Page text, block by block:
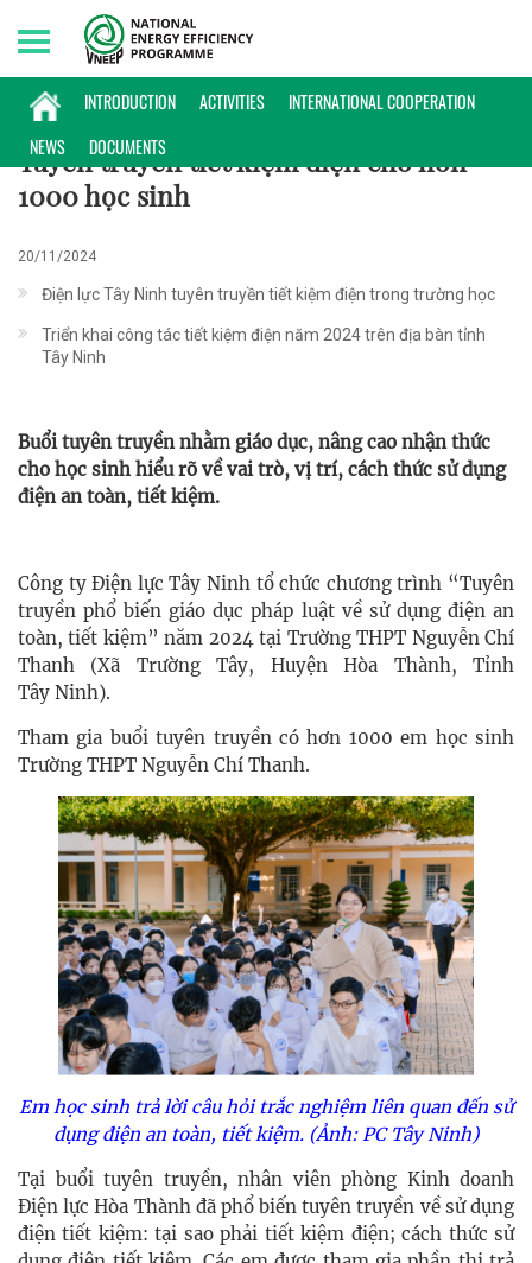
INTRODUCTION ACTIVITIES
INTERNATIONAL COOPERATION
NEWS
DOCUMENTS
Sunday, 09/08/2026 | 20:38 GMT+7
HOẠT ĐỘNG
Tuyên truyền tiết kiệm điện cho hơn
1000 học sinh
20/11/2024
Điện lực Tây Ninh tuyên truyền tiết kiệm điện trong trường học
Triển khai công tác tiết kiệm điện năm 2024 trên địa bàn tỉnh
Tây Ninh
Buổi tuyên truyền nhằm giáo dục, nâng cao nhận thức
cho học sinh hiểu rõ về vai trò, vị trí, cách thức sử dụng
điện an toàn, tiết kiệm.
Công ty Điện lực Tây Ninh tổ chức chương trình “Tuyên
truyền phổ biến giáo dục pháp luật về sử dụng điện an
toàn, tiết kiệm” năm 2024 tại Trường THPT Nguyễn Chí
Thanh (Xã Trường Tây, Huyện Hòa Thành, Tỉnh
Tây Ninh).
Tham gia buổi tuyên truyền có hơn 1000 em học sinh
Trường THPT Nguyễn Chí Thanh.
Em học sinh trả lời câu hỏi trắc nghiệm liên quan đến sử
dụng điện an toàn, tiết kiệm. (Ảnh: PC Tây Ninh)
Tại buổi tuyên truyền, nhân viên phòng Kinh doanh
Điện lực Hòa Thành đã phổ biến tuyên truyền về sử dụng
điện tiết kiệm: tại sao phải tiết kiệm điện; cách thức sử